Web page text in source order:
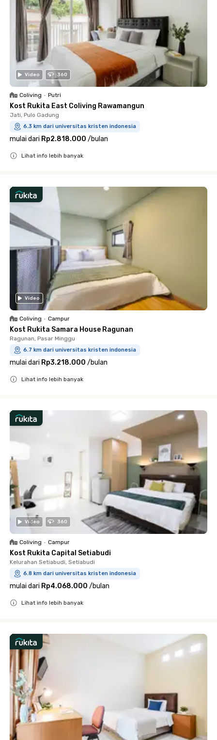
Video 360
Coliving • Putri
Kost Rukita East Coliving Rawamangun
Jati, Pulo Gadung
6.3 km dari universitas kristen indonesia
mulai dari Rp2.818.000 /bulan
Lihat info lebih banyak
Video
Coliving • Campur
Kost Rukita Samara House Ragunan
Ragunan, Pasar Minggu
6.7 km dari universitas kristen indonesia
mulai dari Rp3.218.000 /bulan
Lihat info lebih banyak
Video 360
Coliving • Campur
Kost Rukita Capital Setiabudi
Kelurahan Setiabudi, Setiabudi
6.8 km dari universitas kristen indonesia
mulai dari Rp4.068.000 /bulan
Lihat info lebih banyak